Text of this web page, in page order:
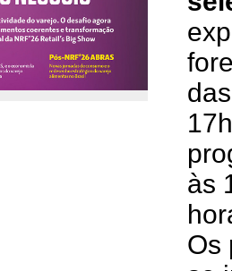
às
Os